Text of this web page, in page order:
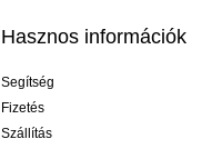
Hasznos információk
Segítség
Fizetés
Szállítás